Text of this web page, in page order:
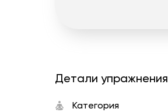
Детали упражнения
Категория